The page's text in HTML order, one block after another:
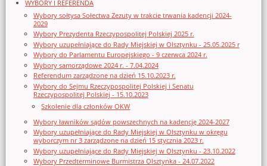
WYBORY I REFERENDA
Wybory sołtysa Sołectwa Zezuty w trakcie trwania kadencji 2024-
2029
Wybory Prezydenta Rzeczypospolitej Polskiej 2025 r.
Wybory uzupełniające do Rady Miejskiej w Olsztynku - 25.05.2025 r
Wybory do Parlamentu Europejskiego - 9 czerwca 2024 r.
Wybory samorządowe 2024 r. - 7.04.2024
Referendum zarządzone na dzień 15.10.2023 r.
Wybory do Sejmu Rzeczypospolitej Polskiej i Senatu
Rzeczypospolitej Polskiej - 15.10.2023
Szkolenie dla członków OKW
Wybory ławników sądów powszechnych na kadencję 2024-2027
Wybory uzupełniające do Rady Miejskiej w Olsztynku w okręgu
wyborczym nr 3 zarządzone na dzień 15 stycznia 2023 r.
Wybory uzupełniające do Rady Miejskiej w Olsztynku - 23.10.2022
Wybory Przedterminowe Burmistrza Olsztynka - 24.07.2022